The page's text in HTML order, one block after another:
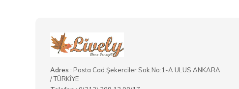
Adres : Posta Cad.Şekerciler Sok.No:1-A ULUS ANKARA
/ TÜRKİYE